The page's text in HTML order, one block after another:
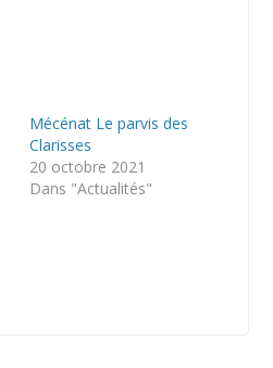
Mécénat Le parvis des
Clarisses
20 octobre 2021
Dans "Actualités"